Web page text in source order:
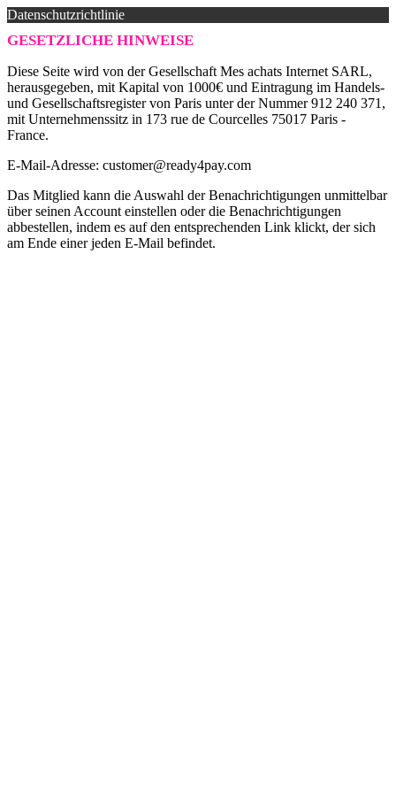
Datenschutzrichtlinie
GESETZLICHE HINWEISE
Diese Seite wird von der Gesellschaft Mes achats Internet SARL,
herausgegeben, mit Kapital von 1000€ und Eintragung im Handels-
und Gesellschaftsregister von Paris unter der Nummer 912 240 371,
mit Unternehmenssitz in 173 rue de Courcelles 75017 Paris -
France.
E-Mail-Adresse: customer@ready4pay.com
Das Mitglied kann die Auswahl der Benachrichtigungen unmittelbar
über seinen Account einstellen oder die Benachrichtigungen
abbestellen, indem es auf den entsprechenden Link klickt, der sich
am Ende einer jeden E-Mail befindet.